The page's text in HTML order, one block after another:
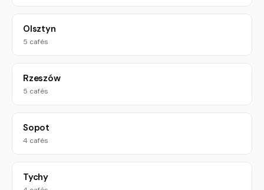
Olsztyn
5 cafés
Rzeszów
5 cafés
Sopot
4 cafés
Tychy